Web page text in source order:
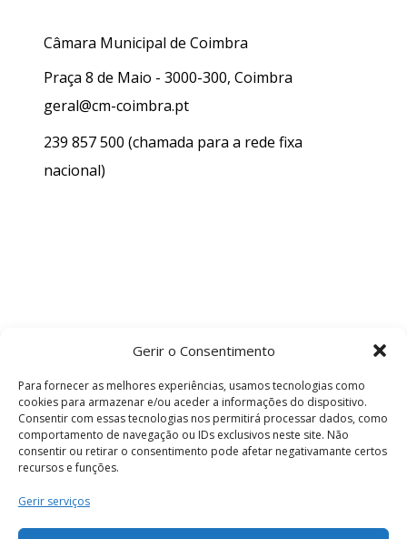
Gerir o Consentimento
Para fornecer as melhores experiências, usamos tecnologias como
cookies para armazenar e/ou aceder a informações do dispositivo.
Consentir com essas tecnologias nos permitirá processar dados, como
comportamento de navegação ou IDs exclusivos neste site. Não
consentir ou retirar o consentimento pode afetar negativamante certos
recursos e funções.
Gerir serviços
Câmara Municipal de Coimbra
Praça 8 de Maio - 3000-300, Coimbra
geral@cm-coimbra.pt
239 857 500 (chamada para a rede fixa
nacional)
Termos e Condições